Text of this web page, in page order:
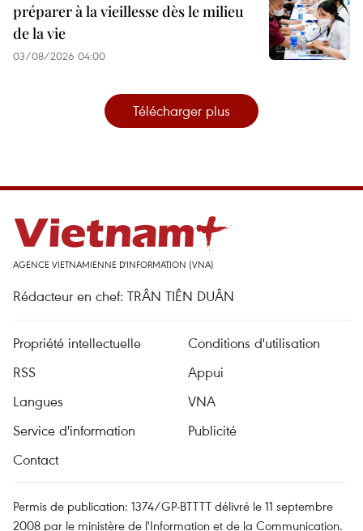
préparer à la vieillesse dès le milieu
de la vie
03/08/2026 04:00
Télécharger plus
AGENCE VIETNAMIENNE D'INFORMATION (VNA)
Rédacteur en chef: TRÂN TIÊN DUÂN
Propriété intellectuelle
Conditions d'utilisation
RSS
Appui
Langues
VNA
Service d'information
Publicité
Contact
Permis de publication: 1374/GP-BTTTT délivré le 11 septembre
2008 par le ministère de l'Information et de la Communication.